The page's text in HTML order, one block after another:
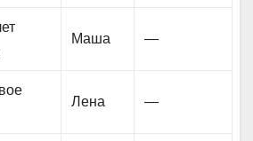
Маша —
Лена —